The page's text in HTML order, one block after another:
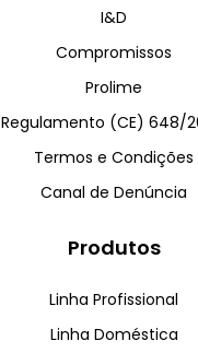
I&D
Compromissos
Prolime
Regulamento (CE) 648/
Termos e Condições
Canal de Denúncia
Produtos
Linha Profissional
Linha Doméstica